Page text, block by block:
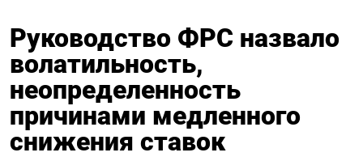
Руководство ФРС назвало
волатильность,
неопределенность
причинами медленного
снижения ставок